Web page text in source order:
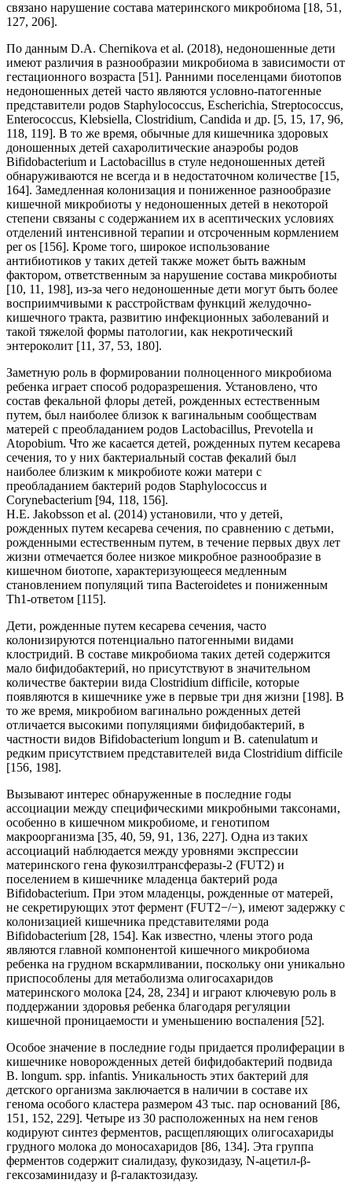
связано нарушение состава материнского микробиома [18, 51,
127, 206].
По данным D.A. Chernikova et al. (2018), недоношенные дети
имеют различия в разнообразии микробиома в зависимости от
гестационного возраста [51]. Ранними поселенцами биотопов
недоношенных детей часто являются условно-патогенные
представители родов Staphylococcus, Escherichia, Streptococcus,
Enterococcus, Klebsiella, Clostridium, Candida и др. [5, 15, 17, 96,
118, 119]. В то же время, обычные для кишечника здоровых
доношенных детей сахаролитические анаэробы родов
Bifidobacterium и Lactobacillus в стуле недоношенных детей
обнаруживаются не всегда и в недостаточном количестве [15,
164]. Замедленная колонизация и пониженное разнообразие
кишечной микробиоты у недоношенных детей в некоторой
степени связаны с содержанием их в асептических условиях
отделений интенсивной терапии и отсроченным кормлением
per os [156]. Кроме того, широкое использование
антибиотиков у таких детей также может быть важным
фактором, ответственным за нарушение состава микробиоты
[10, 11, 198], из-за чего недоношенные дети могут быть более
восприимчивыми к расстройствам функций желудочно-
кишечного тракта, развитию инфекционных заболеваний и
такой тяжелой формы патологии, как некротический
энтероколит [11, 37, 53, 180].
Заметную роль в формировании полноценного микробиома
ребенка играет способ родоразрешения. Установлено, что
состав фекальной флоры детей, рожденных естественным
путем, был наиболее близок к вагинальным сообществам
матерей с преобладанием родов Lactobacillus, Prevotella и
Atopobium. Что же касается детей, рожденных путем кесарева
сечения, то у них бактериальный состав фекалий был
наиболее близким к микробиоте кожи матери с
преобладанием бактерий родов Staphylococcus и
Corynebacterium [94, 118, 156].
H.E. Jakobsson et al. (2014) установили, что у детей,
рожденных путем кесарева сечения, по сравнению с детьми,
рожденными естественным путем, в течение первых двух лет
жизни отмечается более низкое микробное разнообразие в
кишечном биотопе, характеризующееся медленным
становлением популяций типа Bacteroidetes и пониженным
Th1-ответом [115].
Дети, рожденные путем кесарева сечения, часто
колонизируются потенциально патогенными видами
клостридий. В составе микробиома таких детей содержится
мало бифидобактерий, но присутствуют в значительном
количестве бактерии вида Clostridium difficile, которые
появляются в кишечнике уже в первые три дня жизни [198]. В
то же время, микробиом вагинально рожденных детей
отличается высокими популяциями бифидобактерий, в
частности видов Bifidobacterium longum и B. catenulatum и
редким присутствием представителей вида Clostridium difficile
[156, 198].
Вызывают интерес обнаруженные в последние годы
ассоциации между специфическими микробными таксонами,
особенно в кишечном микробиоме, и генотипом
макроорганизма [35, 40, 59, 91, 136, 227]. Одна из таких
ассоциаций наблюдается между уровнями экспрессии
материнского гена фукозилтрансферазы-2 (FUT2) и
поселением в кишечнике младенца бактерий рода
Bifidobacterium. При этом младенцы, рожденные от матерей,
не секретирующих этот фермент (FUT2−/−), имеют задержку с
колонизацией кишечника представителями рода
Bifidobacterium [28, 154]. Как известно, члены этого рода
являются главной компонентой кишечного микробиома
ребенка на грудном вскармливании, поскольку они уникально
приспособлены для метаболизма олигосахаридов
материнского молока [24, 28, 234] и играют ключевую роль в
поддержании здоровья ребенка благодаря регуляции
кишечной проницаемости и уменьшению воспаления [52].
Особое значение в последние годы придается пролиферации в
кишечнике новорожденных детей бифидобактерий подвида
B. longum. spp. infantis. Уникальность этих бактерий для
детского организма заключается в наличии в составе их
генома особого кластера размером 43 тыс. пар оснований [86,
151, 152, 229]. Четыре из 30 расположенных на нем генов
кодируют синтез ферментов, расщепляющих олигосахариды
грудного молока до моносахаридов [86, 134]. Эта группа
ферментов содержит сиалидазу, фукозидазу, N-ацетил-β-
гексозаминидазу и β-галактозидазу.